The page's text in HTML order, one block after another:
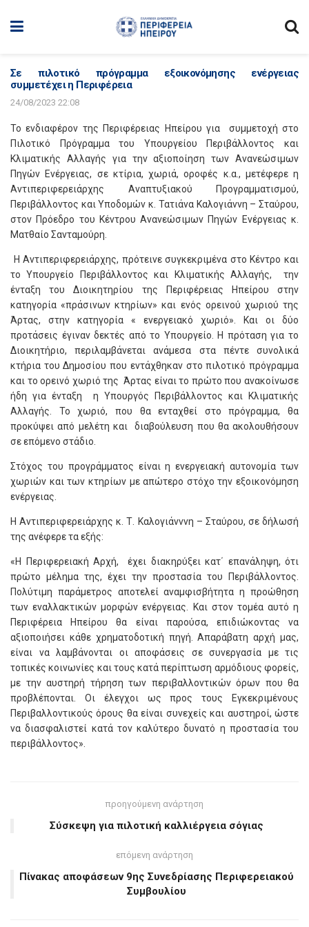
Σε πιλοτικό πρόγραμμα εξοικονόμησης ενέργειας
συμμετέχει η Περιφέρεια
24/08/2023 22:08
Το ενδιαφέρον της Περιφέρειας Ηπείρου για συμμετοχή στο
Πιλοτικό Πρόγραμμα του Υπουργείου Περιβάλλοντος και
Κλιματικής Αλλαγής για την αξιοποίηση των Ανανεώσιμων
Πηγών Ενέργειας, σε κτίρια, χωριά, οροφές κ.α., μετέφερε η
Αντιπεριφερειάρχης Αναπτυξιακού Προγραμματισμού,
Περιβάλλοντος και Υποδομών κ. Τατιάνα Καλογιάννη – Σταύρου,
στον Πρόεδρο του Κέντρου Ανανεώσιμων Πηγών Ενέργειας κ.
Ματθαίο Σανταμούρη.
Η Αντιπεριφερειάρχης, πρότεινε συγκεκριμένα στο Κέντρο και
το Υπουργείο Περιβάλλοντος και Κλιματικής Αλλαγής, την
ένταξη του Διοικητηρίου της Περιφέρειας Ηπείρου στην
κατηγορία «πράσινων κτηρίων» και ενός ορεινού χωριού της
Άρτας, στην κατηγορία « ενεργειακό χωριό». Και οι δύο
προτάσεις έγιναν δεκτές από το Υπουργείο. Η πρόταση για το
Διοικητήριο, περιλαμβάνεται ανάμεσα στα πέντε συνολικά
κτήρια του Δημοσίου που εντάχθηκαν στο πιλοτικό πρόγραμμα
και το ορεινό χωριό της Άρτας είναι το πρώτο που ανακοίνωσε
ήδη για ένταξη η Υπουργός Περιβάλλοντος και Κλιματικής
Αλλαγής. Το χωριό, που θα ενταχθεί στο πρόγραμμα, θα
προκύψει από μελέτη και διαβούλευση που θα ακολουθήσουν
σε επόμενο στάδιο.
Στόχος του προγράμματος είναι η ενεργειακή αυτονομία των
χωριών και των κτηρίων με απώτερο στόχο την εξοικονόμηση
ενέργειας.
Η Αντιπεριφερειάρχης κ. Τ. Καλογιάνννη – Σταύρου, σε δήλωσή
της ανέφερε τα εξής:
«Η Περιφερειακή Αρχή, έχει διακηρύξει κατ΄ επανάληψη, ότι
πρώτο μέλημα της, έχει την προστασία του Περιβάλλοντος.
Πολύτιμη παράμετρος αποτελεί αναμφισβήτητα η προώθηση
των εναλλακτικών μορφών ενέργειας. Και στον τομέα αυτό η
Περιφέρεια Ηπείρου θα είναι παρούσα, επιδιώκοντας να
αξιοποιήσει κάθε χρηματοδοτική πηγή. Απαράβατη αρχή μας,
είναι να λαμβάνονται οι αποφάσεις σε συνεργασία με τις
τοπικές κοινωνίες και τους κατά περίπτωση αρμόδιους φορείς,
με την αυστηρή τήρηση των περιβαλλοντικών όρων που θα
προβλέπονται. Οι έλεγχοι ως προς τους Εγκεκριμένους
Περιβαλλοντικούς όρους θα είναι συνεχείς και αυστηροί, ώστε
να διασφαλιστεί κατά τον καλύτερο δυνατό η προστασία του
περιβάλλοντος».
προηγούμενη ανάρτηση
Σύσκεψη για πιλοτική καλλιέργεια σόγιας
επόμενη ανάρτηση
Πίνακας αποφάσεων 9ης Συνεδρίασης Περιφερειακού
Συμβουλίου